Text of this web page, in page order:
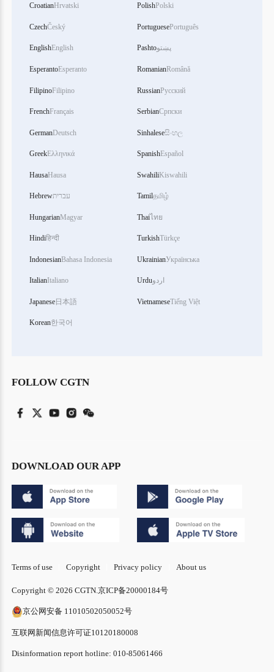
CroatianHrvatski
CzechČeský
EnglishEnglish
EsperantoEsperanto
FilipinoFilipino
FrenchFrançais
GermanDeutsch
GreekΕλληνικά
HausaHausa
Hebrewעברית
HungarianMagyar
Hindiहिन्दी
IndonesianBahasa Indonesia
ItalianItaliano
Japanese日本語
Korean한국어
PolishPolski
PortuguesePortuguês
Pashtoپښتو
RomanianRomână
RussianРусский
SerbianСрпски
Sinhaleseසිංහල
SpanishEspañol
SwahiliKiswahili
Tamilதமிழ்
Thaiไทย
TurkishTürkçe
UkrainianУкраїнська
Urduاردو
VietnameseTiếng Việt
FOLLOW CGTN
DOWNLOAD OUR APP
Terms of use Copyright Privacy policy About us
Copyright © 2026 CGTN. 京ICP备20000184号
京公网安备 11010502050052号
互联网新闻信息许可证10120180008
Disinformation report hotline: 010-85061466